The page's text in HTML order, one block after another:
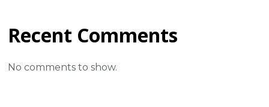
Recent Comments
No comments to show.